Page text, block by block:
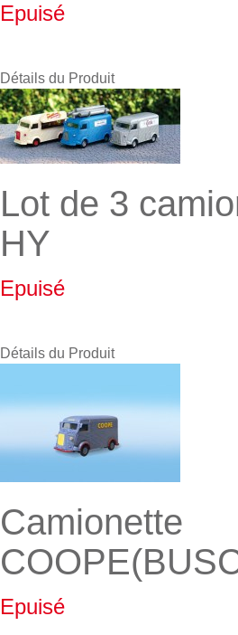
Epuisé
Détails du Produit
Lot de 3
HY
Epuisé
Détails du Produit
Camionette
Epuisé